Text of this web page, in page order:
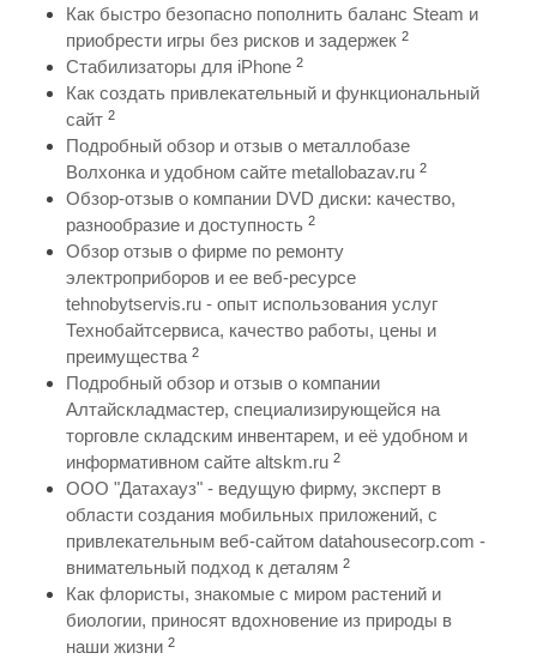
Как быстро безопасно пополнить баланс Steam и
приобрести игры без рисков и задержек 2
Стабилизаторы для iPhone 2
Как создать привлекательный и функциональный
сайт 2
Подробный обзор и отзыв о металлобазе
Волхонка и удобном сайте metallobazav.ru 2
Обзор-отзыв о компании DVD диски: качество,
разнообразие и доступность 2
Обзор отзыв о фирме по ремонту
электроприборов и ее веб-ресурсе
tehnobytservis.ru - опыт использования услуг
Технобайтсервиса, качество работы, цены и
преимущества 2
Подробный обзор и отзыв о компании
Алтайскладмастер, специализирующейся на
торговле складским инвентарем, и её удобном и
информативном сайте altskm.ru 2
ООО "Датахауз" - ведущую фирму, эксперт в
области создания мобильных приложений, с
привлекательным веб-сайтом datahousecorp.com -
внимательный подход к деталям 2
Как флористы, знакомые с миром растений и
биологии, приносят вдохновение из природы в
наши жизни 2